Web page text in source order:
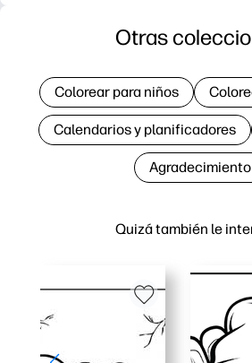
Quizá también le
Otras
Colorear para niños
Calendarios y planificadores
Agradecimiento